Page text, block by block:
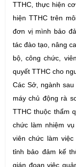
TTHC, thực hiện
hiện TTHC trên
đơn vị mình bảo
tác đào tạo, nâng
bộ, công chức,
quyết TTHC cho
Các Sở, ngành
máy chủ động rà
TTHC thuộc thẩm
chức làm nhiệm
viên chức làm
tỉnh bảo đảm kế
gián đoạn việc